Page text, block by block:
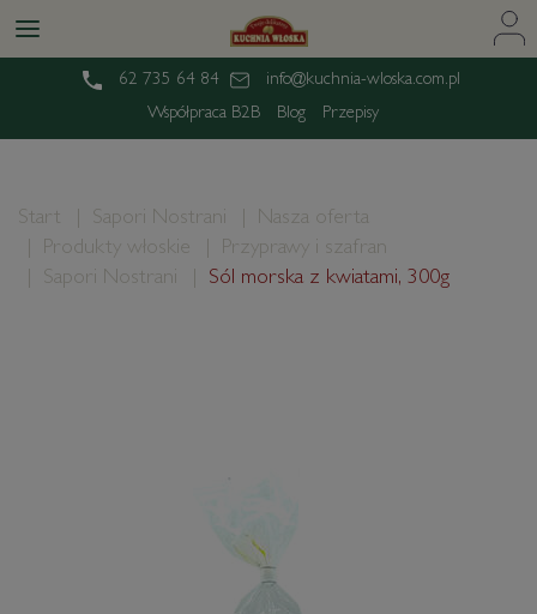
62 735 64 84
info@kuchnia-wloska.com.pl
Współpraca B2B
Blog Przepisy
Start Sapori Nostrani
Nasza oferta
Produkty włoskie
Przyprawy i szafran
Sapori Nostrani
Sól morska z kwiatami, 300g